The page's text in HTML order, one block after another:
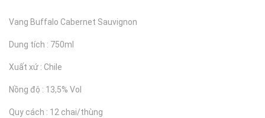
Vang Buffalo Cabernet Sauvignon
Dung tích : 750ml
Xuất xứ : Chile
Nồng độ : 13,5% Vol
Quy cách : 12 chai/thùng